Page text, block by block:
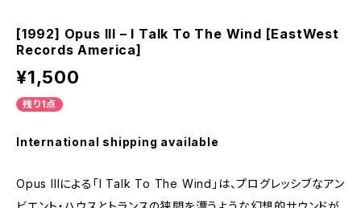
[1992] Opus III – I Talk To The Wind [EastWest
Records America]
¥1,500
残り1点
International shipping available
Opus IIIによる「I Talk To The Wind」は、プログレッシブなアン